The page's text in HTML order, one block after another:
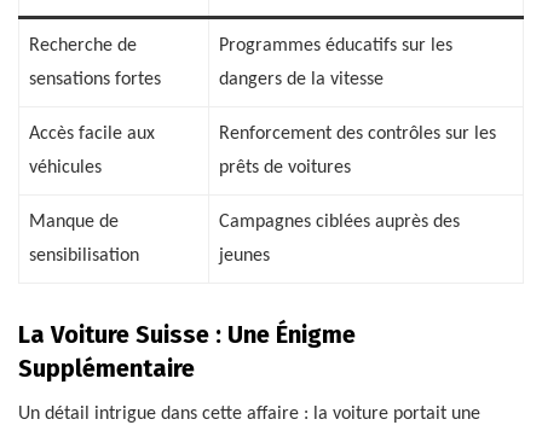
Recherche de
sensations fortes
Programmes éducatifs sur les
dangers de la vitesse
Accès facile aux
véhicules
Renforcement des contrôles sur les
prêts de voitures
Manque de
sensibilisation
Campagnes ciblées auprès des
jeunes
La Voiture Suisse : Une Énigme
Supplémentaire
Un détail intrigue dans cette affaire : la voiture portait une